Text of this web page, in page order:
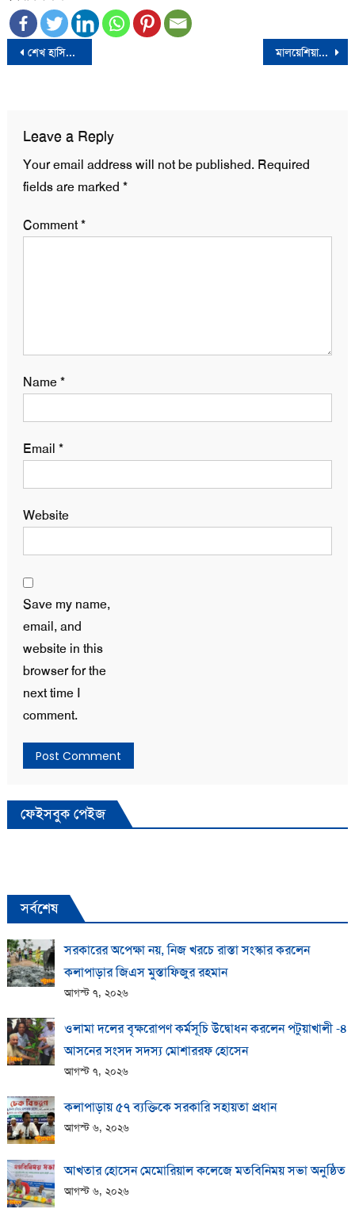
Post
শেখ হাসিনার বক্তব্যে ভারতের ভূমিকা নেই: নয়াদিল্লি মালয়েশিয়ায় ৭৪ বাংলাদেশি আটক
Leave a Reply
Your email address will not be published. Required
fields are marked *
Comment*
Name*
Email *
Website
Save my name,
email, and
website in this
browser for the
next time I
comment.
ফেইসবুক পেইজ
সর্বশেষ
সরকারের অপেক্ষা নয়, নিজ খরচে রাস্তা সংস্কার করলেন
কলাপাড়ার জিএস মুস্তাফিজুর রহমান
আগস্ট ৭, ২০২৬
ওলামা দলের বৃক্ষরোপণ কর্মসূচি উদ্বোধন করলেন পটুয়াখালী -৪
আসনের সংসদ সদস্য মোশাররফ হোসেন
আগস্ট ৭, ২০২৬
কলাপাড়ায় ​৫৭ ব্যক্তিকে সরকারি সহায়তা প্রধান
আগস্ট ৬, ২০২৬
আখতার হোসেন মেমোরিয়াল কলেজে মতবিনিময় সভা অনুষ্ঠিত
আগস্ট ৬, ২০২৬